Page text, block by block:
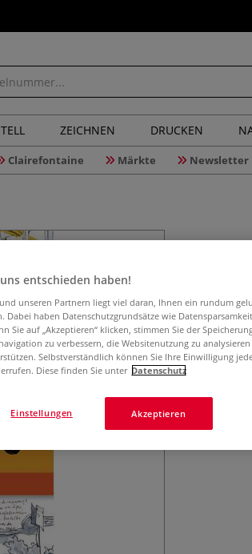
ZEICHNEN DRUCKEN
Clairefontaine Märkte Newsletter
Die
aus allen
Techniken,
entschieden haben!
unseren Partnern liegt viel daran, Ihnen ein rundum
Dabei haben Datenschutzgrundsätze wie
Sie auf „Akzeptieren“ klicken, stimmen Sie der
zu verbessern, die Websitenutzung zu
Selbstverständlich können Sie Ihre Einwilligung
Diese finden Sie unter Datenschutz
Akzeptieren
Einstellungen